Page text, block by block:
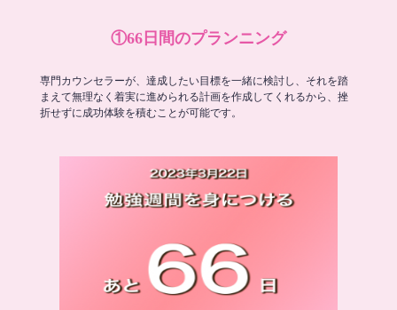
①66日間のプランニング
専門カウンセラーが、達成したい目標を一緒に検討し、それを踏
まえて無理なく着実に進められる計画を作成してくれるから、挫
折せずに成功体験を積むことが可能です。